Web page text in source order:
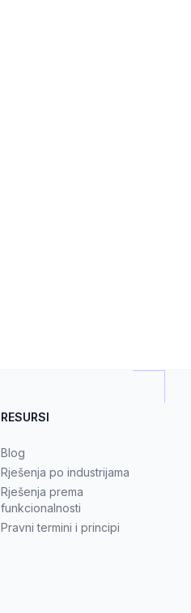
RESURSI
Blog
Rješenja po industrijama
Rješenja prema
funkcionalnosti
Pravni termini i principi